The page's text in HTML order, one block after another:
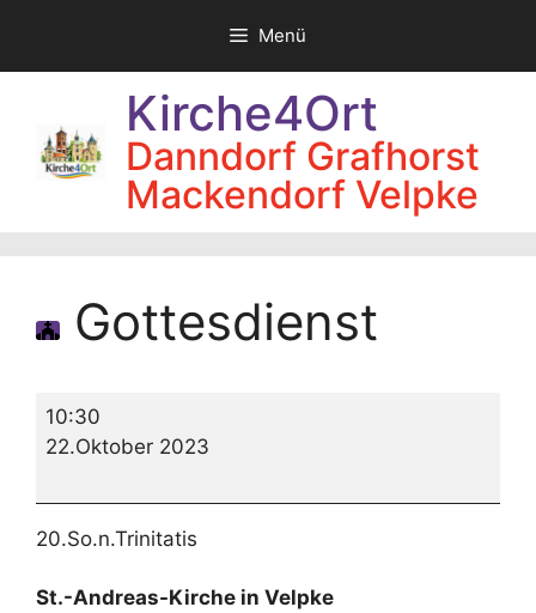
springen
Menü
Kirche4Ort
Danndorf Grafhorst
Mackendorf Velpke
Gottesdienst
Gottesdienst
10:30
22.Oktober 2023
20.So.n.Trinitatis
St.-Andreas-Kirche in Velpke